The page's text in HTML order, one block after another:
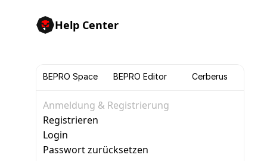
Help Center
BEPRO Space BEPRO Editor Cerberus
Anmeldung & Registrierung
Registrieren
Login
Passwort zurücksetzen